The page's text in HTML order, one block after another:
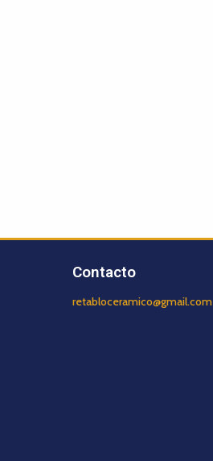
Contacto
retabloceramico@gmail.com